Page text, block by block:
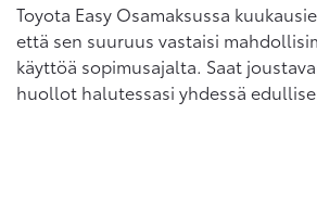
Toyota Easy Osamaksussa
että sen suuruus vastaisi
käyttöä sopimusajalta. Saat
huollot halutessasi yhdessä